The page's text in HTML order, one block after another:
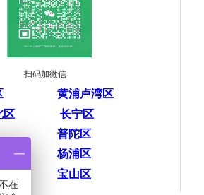
加微信
黄浦卢湾区
区
长宁区
普陀区
杨浦区
宝山区
在